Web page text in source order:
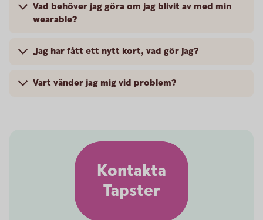
Vad behöver jag göra om jag blivit av med min
wearable?
Jag har fått ett nytt kort, vad gör jag?
Vart vänder jag mig vid problem?
Kontakta
Tapster